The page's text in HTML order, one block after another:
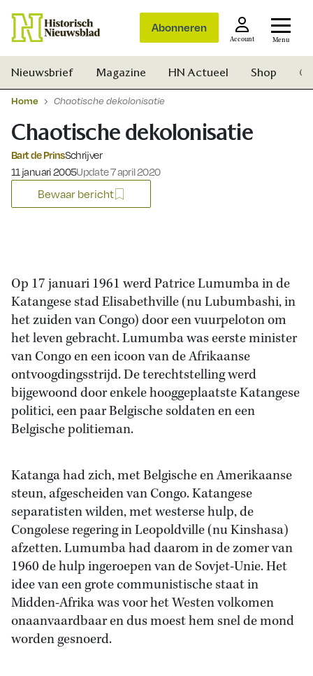
Abonneren
Account Menu
Zoek
Nieuwsbrief Magazine HN Actueel Shop
Home Chaotische dekolonisatie
Chaotische dekolonisatie
Bart de PrinsSchrijver
Gepubliceerd op:
11 januari 2005Update 7 april 2020
Bewaar bericht
Op 17 januari 1961 werd Patrice Lumumba in de
Katangese stad Elisabethville (nu Lubumbashi, in
het zuiden van Congo) door een vuurpeloton om
het leven gebracht. Lumumba was eerste minister
van Congo en een icoon van de Afrikaanse
ontvoogdingsstrijd. De terechtstelling werd
bijgewoond door enkele hooggeplaatste Katangese
politici, een paar Belgische soldaten en een
Belgische politieman.
Katanga had zich, met Belgische en Amerikaanse
steun, afgescheiden van Congo. Katangese
separatisten wilden, met westerse hulp, de
Congolese regering in Leopoldville (nu Kinshasa)
afzetten. Lumumba had daarom in de zomer van
1960 de hulp ingeroepen van de Sovjet-Unie. Het
idee van een grote communistische staat in
Midden-Afrika was voor het Westen volkomen
onaanvaardbaar en dus moest hem snel de mond
worden gesnoerd.